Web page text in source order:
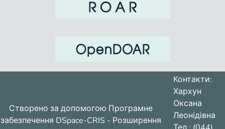
Створено за допомогою Програмне
забезпечення DSpace-CRIS - Розширення
Контакти:
Хархун
Оксана
Леонідівна